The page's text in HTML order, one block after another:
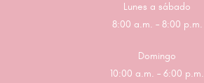
Lunes a sábado
8:00 a.m. – 8:00 p.m.
Domingo
10:00 a.m. – 6:00 p.m.